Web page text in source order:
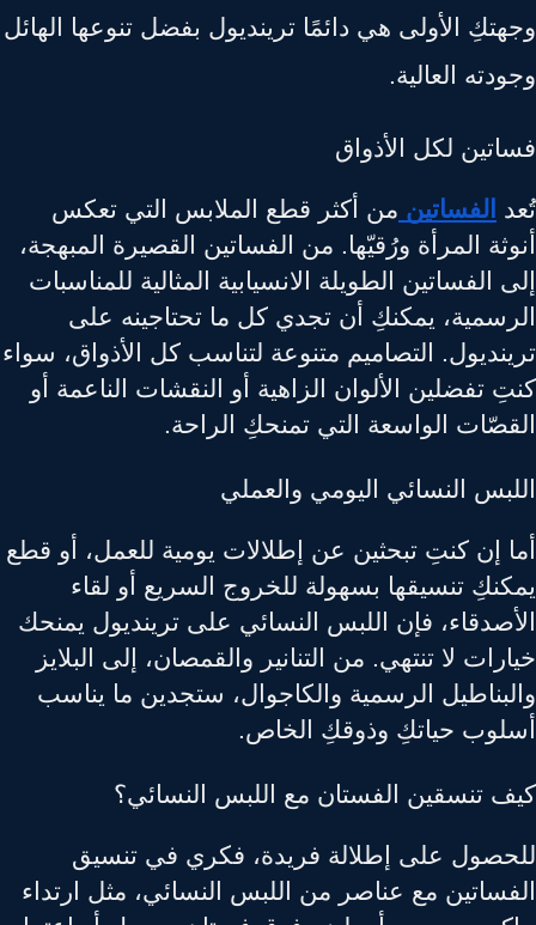
الأولى هي دائمًا ترينديول بفضل تنوعها الهائل
العالية.
لكل الأذواق
الفساتينمن أكثر قطع الملابس التي تعكس
المرأة ورُقيّها. من الفساتين القصيرة المبهجة،
الفساتين الطويلة الانسيابية المثالية للمناسبات
يمكنكِ أن تجدي كل ما تحتاجينه على
التصاميم متنوعة لتناسب كل الأذواق، سواء
تفضلين الألوان الزاهية أو النقشات الناعمة أو
الواسعة التي تمنحكِ الراحة.
النسائي اليومي والعملي
إن كنتِ تبحثين عن إطلالات يومية للعمل، أو قطع
تنسيقها بسهولة للخروج السريع أو لقاء
فإن اللبس النسائي على ترينديول يمنحك
لا تنتهي. من التنانير والقمصان، إلى البلايز
الرسمية والكاجوال، ستجدين ما يناسب
حياتكِ وذوقكِ الخاص.
تنسقين الفستان مع اللبس النسائي؟
على إطلالة فريدة، فكري في تنسيق
مع عناصر من اللبس النسائي، مثل ارتداء